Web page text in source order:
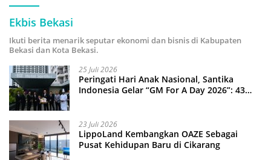
Ekbis Bekasi
Ikuti berita menarik seputar ekonomi dan bisnis di Kabupaten
Bekasi dan Kota Bekasi.
25 Juli 2026
Peringati Hari Anak Nasional, Santika
Indonesia Gelar “GM For A Day 2026”: 43
23 Juli 2026
LippoLand Kembangkan OAZE Sebagai
Pusat Kehidupan Baru di Cikarang